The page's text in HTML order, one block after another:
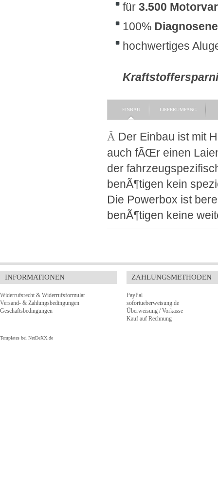
für 3.500
100%
hochwertiges
EINBAU LIEFERUMFANG
Â Der Einbau ist mit
auch fÃŒr einen
der
benÃ¶tigen kein
Die Powerbox ist
benÃ¶tigen keine
INFORMATIONEN
Widerrufsrecht & Widerrufsformular
Versand- & Zahlungsbedingungen
Geschäftsbedingungen
ZAHLUNGSMETHODEN
PayPal
sofortueberweisung.de
Überweisung / Vorkasse
Kauf auf Rechnung
Templates bei NetDeXX.de